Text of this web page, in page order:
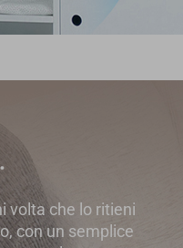
volta che lo ritieni
con un semplice